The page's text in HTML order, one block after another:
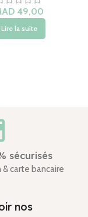
Lire la suite
sécurisés
carte bancaire
nos